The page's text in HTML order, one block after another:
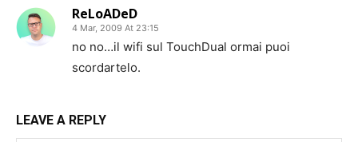
ReLoADeD
4 Mar, 2009 At 23:15
no no…il wifi sul TouchDual ormai puoi
scordartelo.
LEAVE A REPLY